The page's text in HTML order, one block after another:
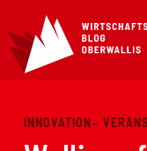
INNOVATION